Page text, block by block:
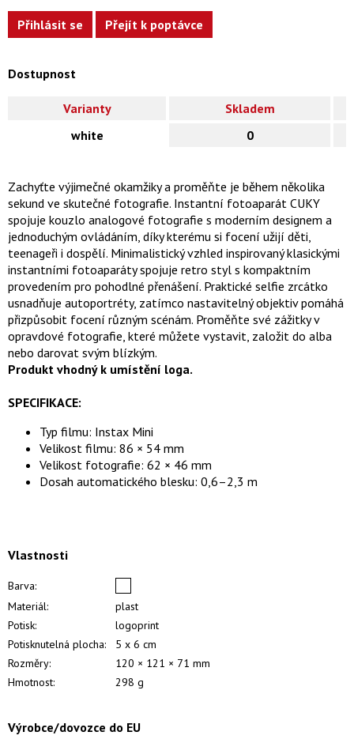
Přihlásit se Přejít k poptávce
Dostupnost
Varianty
Skladem
white
0
Zachyťte výjimečné okamžiky a proměňte je během několika
sekund ve skutečné fotografie. Instantní fotoaparát CUKY
spojuje kouzlo analogové fotografie s moderním designem a
jednoduchým ovládáním, díky kterému si focení užijí děti,
teenageři i dospělí. Minimalistický vzhled inspirovaný klasickými
instantními fotoaparáty spojuje retro styl s kompaktním
provedením pro pohodlné přenášení. Praktické selfie zrcátko
usnadňuje autoportréty, zatímco nastavitelný objektiv pomáhá
přizpůsobit focení různým scénám. Proměňte své zážitky v
opravdové fotografie, které můžete vystavit, založit do alba
nebo darovat svým blízkým.
Produkt vhodný k umístění loga.
SPECIFIKACE:
Typ filmu: Instax Mini
Velikost filmu: 86 × 54 mm
Velikost fotografie: 62 × 46 mm
Dosah automatického blesku: 0,6–2,3 m
Vlastnosti
Barva:
Materiál:
plast
Potisk:
logoprint
Potisknutelná plocha:
5 x 6 cm
Rozměry:
120 × 121 × 71 mm
Hmotnost:
298 g
Výrobce/dovozce do EU